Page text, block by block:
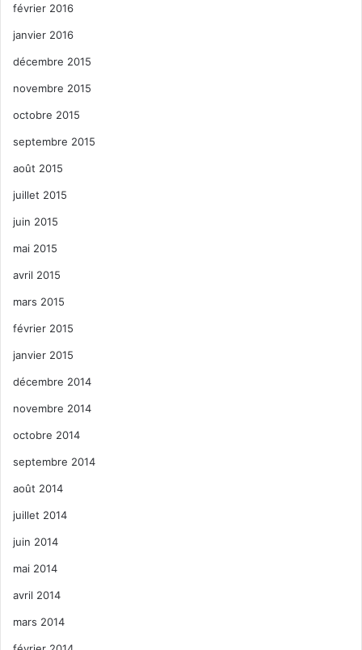
février 2016
janvier 2016
décembre 2015
novembre 2015
octobre 2015
septembre 2015
août 2015
juillet 2015
juin 2015
mai 2015
avril 2015
mars 2015
février 2015
janvier 2015
décembre 2014
novembre 2014
octobre 2014
septembre 2014
août 2014
juillet 2014
juin 2014
mai 2014
avril 2014
mars 2014